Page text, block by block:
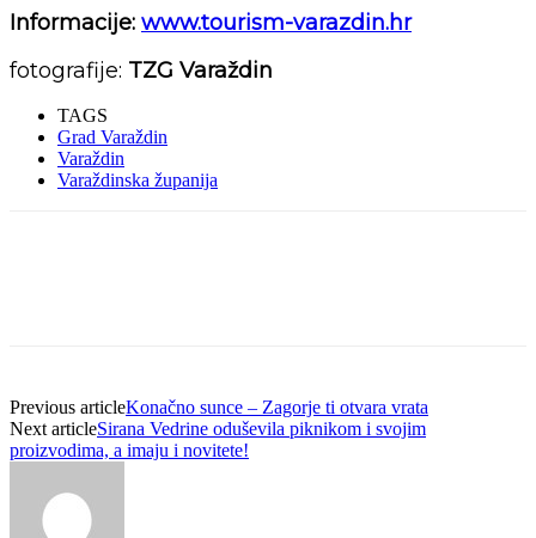
Informacije: www.tourism-varazdin.hr
fotografije: TZG Varaždin
TAGS
Grad Varaždin
Varaždin
Varaždinska županija
Previous articleKonačno sunce – Zagorje ti otvara vrata
Next articleSirana Vedrine oduševila piknikom i svojim
proizvodima, a imaju i novitete!